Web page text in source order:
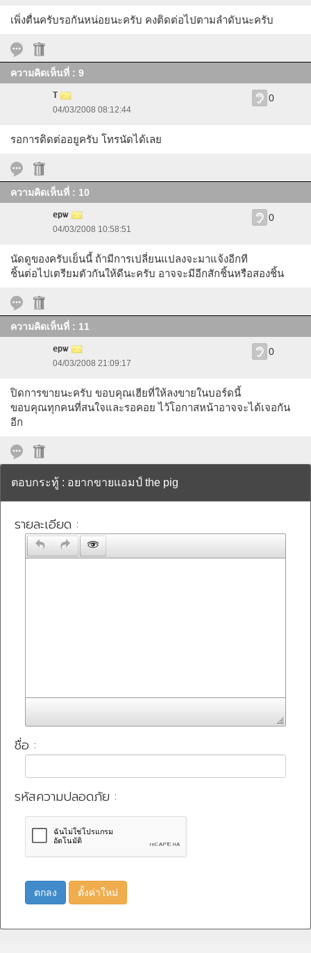
เพิ่งตื่นครับรอกันหน่อยนะครับ คงติดต่อไปตามลำดับนะครับ
ความคิดเห็นที่ : 9
T
04/03/2008 08:12:44
0
รอการติดต่ออยูครับ โทรนัดได้เลย
ความคิดเห็นที่ : 10
epw
04/03/2008 10:58:51
0
นัดดูของครับเย็นนี้ ถ้ามีการเปลี่ยนแปลงจะมาแจ้งอีกที
ชิ้นต่อไปเตรียมตัวกันให้ดีนะครับ อาจจะมีอีกสักชิ้นหรือสองชิ้น
ความคิดเห็นที่ : 11
epw
04/03/2008 21:09:17
0
ปิดการขายนะครับ ขอบคุณเฮียที่ให้ลงขายในบอร์ดนี้
ขอบคุณทุกคนที่สนใจและรอคอย ไว้โอกาสหน้าอาจจะได้เจอกัน
อีก
ตอบกระทู้ : อยากขายแอมป์ the pig
รายละเอียด :
ชื่อ :
รหัสความปลอดภัย :
ตกลง ตั้งค่าใหม่